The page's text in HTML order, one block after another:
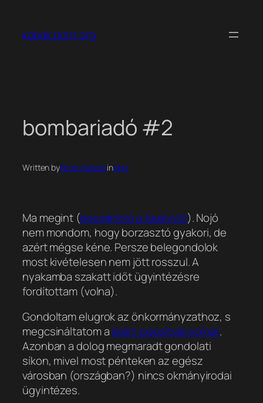
tartalomhoz
kobak pont org
bombariadó #2
Written byKoren Balazsinblog
Ma megint (beszámoló a tavalyiról). Nojó
nem mondom, hogy borzasztó gyakori, de
azért mégse kéne. Persze belegondolok
most kivételesen nem jött rosszul. A
nyakamba szakatt időt ügyintézésre
fordítottam (volna).
Gondoltam elugrok az önkormányzathoz, s
megcsináltatom alejárt jogosítványomat.
Azonban a dolog megmaradt gondolati
síkon, mivel most pénteken az egész
városban (országban?) nincs okmányirodai
ügyintézes.